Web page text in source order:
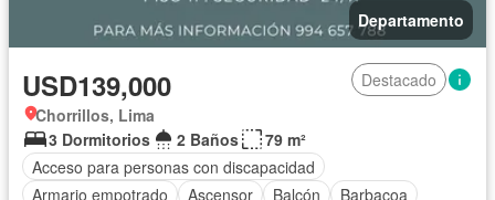
Departamento
USD139,000
Destacado
Chorrillos, Lima
3 Dormitorios
2 Baños
79 m²
Acceso para personas con discapacidad
Armario empotrado
Ascensor Balcón Barbacoa